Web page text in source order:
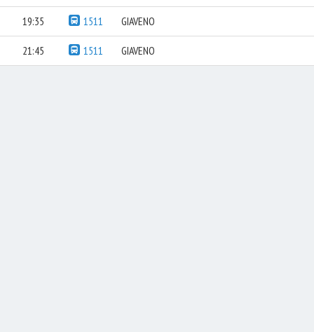
19:35 1511 GIAVENO
21:45 1511 GIAVENO